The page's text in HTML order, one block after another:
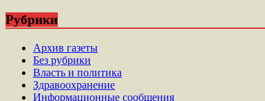
Рубрики
Архив газеты
Без рубрики
Власть и политика
Здравоохранение
Информационные сообщения